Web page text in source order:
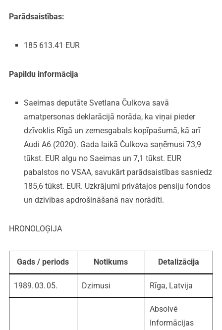
Parādsaistības:
185 613.41 EUR
Papildu informācija
Saeimas deputāte Svetlana Čulkova savā
amatpersonas deklarācijā norāda, ka viņai pieder
dzīvoklis Rīgā un zemesgabals kopīpašumā, kā arī
Audi A6 (2020). Gada laikā Čulkova saņēmusi 73,9
tūkst. EUR algu no Saeimas un 7,1 tūkst. EUR
pabalstos no VSAA, savukārt parādsaistības sasniedz
185,6 tūkst. EUR. Uzkrājumi privātajos pensiju fondos
un dzīvības apdrošināšanā nav norādīti.
HRONOLOĢIJA
Gads / periods Notikums Detalizācija
1989. 03. 05. Dzimusi Rīga, Latvija
Absolvē
Informācijas